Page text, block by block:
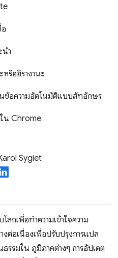
ำ
รือฮิรางานะ
ข้อความอัตโนมัติแบบสัทอักษร
น Chrome
Sygiet
ลกเพื่อทำความเข้าใจความ
งต่อเนื่องเพื่อปรับปรุงการแปล
รรมใน ภูมิภาคต่างๆ การอัปเดต